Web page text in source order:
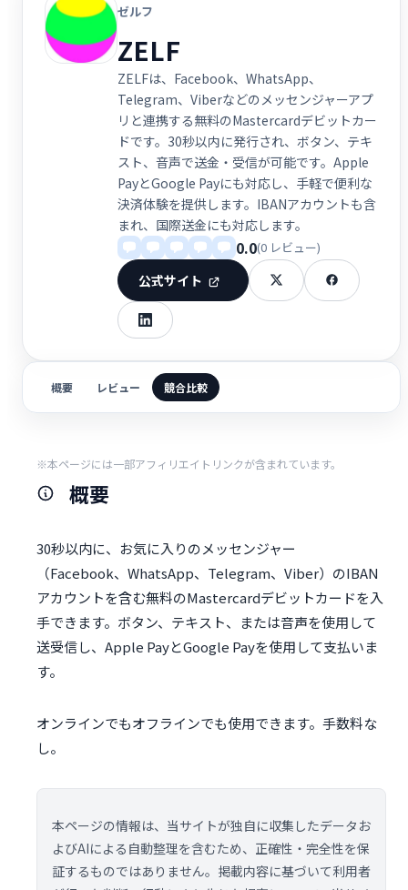
ゼルフ
ZELF
ZELFは、Facebook、WhatsApp、
Telegram、Viberなどのメッセンジャーアプ
リと連携する無料のMastercardデビットカー
ドです。30秒以内に発行され、ボタン、テキ
スト、音声で送金・受信が可能です。Apple
PayとGoogle Payにも対応し、手軽で便利な
決済体験を提供します。IBANアカウントも含
まれ、国際送金にも対応します。
0.0(0 レビュー)
公式サイト
概要 レビュー 競合比較
※本ページには一部アフィリエイトリンクが含まれています。
概要
30秒以内に、お気に入りのメッセンジャー
（Facebook、WhatsApp、Telegram、Viber）のIBAN
アカウントを含む無料のMastercardデビットカードを入
手できます。ボタン、テキスト、または音声を使用して
送受信し、Apple PayとGoogle Payを使用して支払いま
す。
オンラインでもオフラインでも使用できます。手数料な
し。
本ページの情報は、当サイトが独自に収集したデータお
よびAIによる自動整理を含むため、正確性・完全性を保
証するものではありません。掲載内容に基づいて利用者